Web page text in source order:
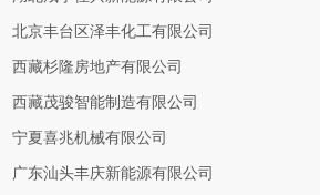
北京丰台区泽丰化工有限公司
西藏杉隆房地产有限公司
西藏茂骏智能制造有限公司
宁夏喜兆机械有限公司
广东汕头丰庆新能源有限公司